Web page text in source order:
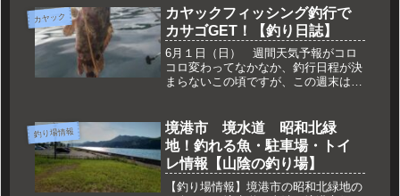
め、小魚が常に回遊している釣り場で
す。１年を通じて、楽しめる釣り場で
す...
カヤック
カヤックフィッシング釣行で
カサゴGET！【釣り日誌】
6月１日（日） 週間天気予報がコロ
コロ変わってなかなか、釣行日程が決
まらないこの頃ですが、この週末は、
かなと伺っていました。土曜日は風が
強い予報だったので断念、日曜日も５
m...
釣り場情報
境港市 境水道 昭和北緑
地！釣れる魚・駐車場・トイ
レ情報【山陰の釣り場】
【釣り場情報】境港市の昭和北緑地の